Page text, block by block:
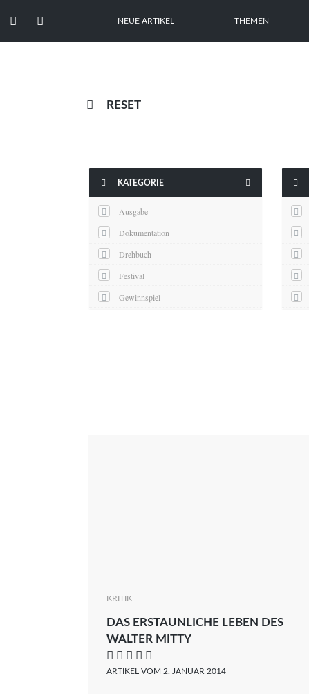
  NEUE ARTIKEL THEMEN
 RESET
 KATEGORIE 
Ausgabe
Dokumentation
Drehbuch
Festival
Gewinnspiel

KRITIK
DAS ERSTAUNLICHE LEBEN DES
WALTER MITTY
    
ARTIKEL VOM 2. JANUAR 2014